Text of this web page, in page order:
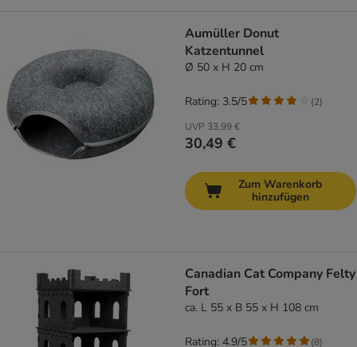
Aumüller Donut
Katzentunnel
Ø 50 x H 20 cm
UVP 33,99 €
30,49 €
Rating: 3.5/5 (2)
Zum Warenkorb
hinzufügen
Canadian Cat Company Felty
Fort
ca. L 55 x B 55 x H 108 cm
Rating: 4.9/5 (8)